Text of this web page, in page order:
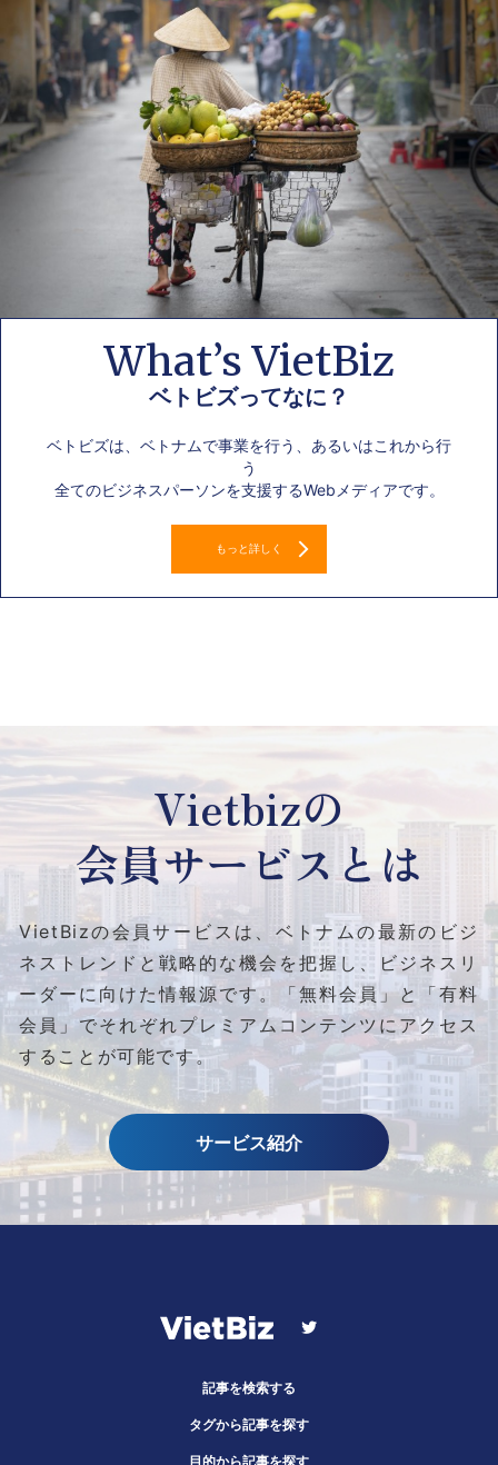
What’s VietBiz
ベトビズってなに？
ベトビズは、ベトナムで事業を行う、あるいはこれから行
う
全てのビジネスパーソンを支援するWebメディアです。
もっと詳しく
Vietbizの
会員サービスとは
VietBizの会員サービスは、ベトナムの最新のビジ
ネストレンドと戦略的な機会を把握し、ビジネスリ
ーダーに向けた情報源です。
「無料会員」と「有料
会員」でそれぞれプレミアムコンテンツにアクセス
することが可能です。
サービス紹介
記事を検索する
タグから記事を探す
目的から記事を探す